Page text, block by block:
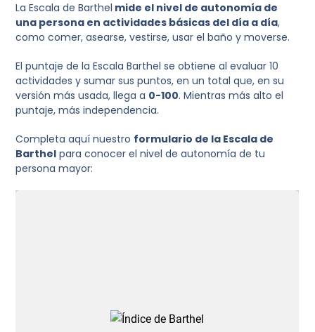
La Escala de Barthel mide el nivel de autonomía de
una persona en actividades básicas del día a día,
como comer, asearse, vestirse, usar el baño y moverse.
El puntaje de la Escala Barthel se obtiene al evaluar 10
actividades y sumar sus puntos, en un total que, en su
versión más usada, llega a 0-100. Mientras más alto el
puntaje, más independencia.
Completa aquí nuestro formulario de la Escala de
Barthel para conocer el nivel de autonomía de tu
persona mayor: